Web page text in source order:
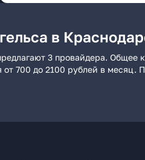
в
3 провайдера.
700 до 2100 рублей в